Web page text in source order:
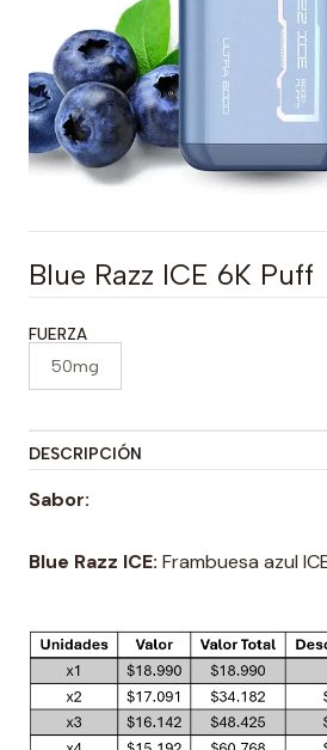
Blue Razz ICE 6K Puff
FUERZA
50mg
DESCRIPCIÓN
Sabor:
Blue Razz ICE: Frambuesa azul